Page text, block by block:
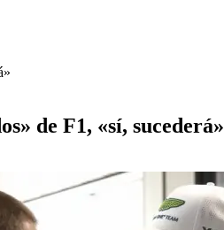
de F1, «sí, sucederá»